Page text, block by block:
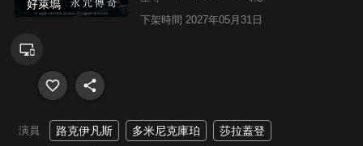
好萊塢
下架時間 2027年05月31日
演員 路克伊凡斯 多米尼克庫珀 莎拉蓋登